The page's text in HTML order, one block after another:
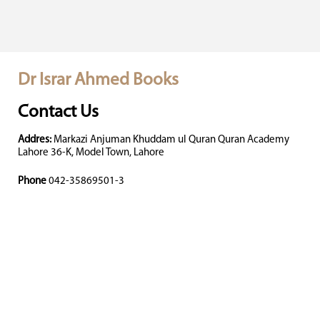
Dr Israr Ahmed Books
Contact Us
Addres: Markazi Anjuman Khuddam ul Quran Quran Academy
Lahore 36-K, Model Town, Lahore
Phone 042-35869501-3